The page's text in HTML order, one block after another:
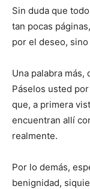
Sin duda que
tan pocas
por el deseo,
Una palabra
Páselos usted
que, a primera
encuentran allí
realmente.
Por lo demás,
benignidad,